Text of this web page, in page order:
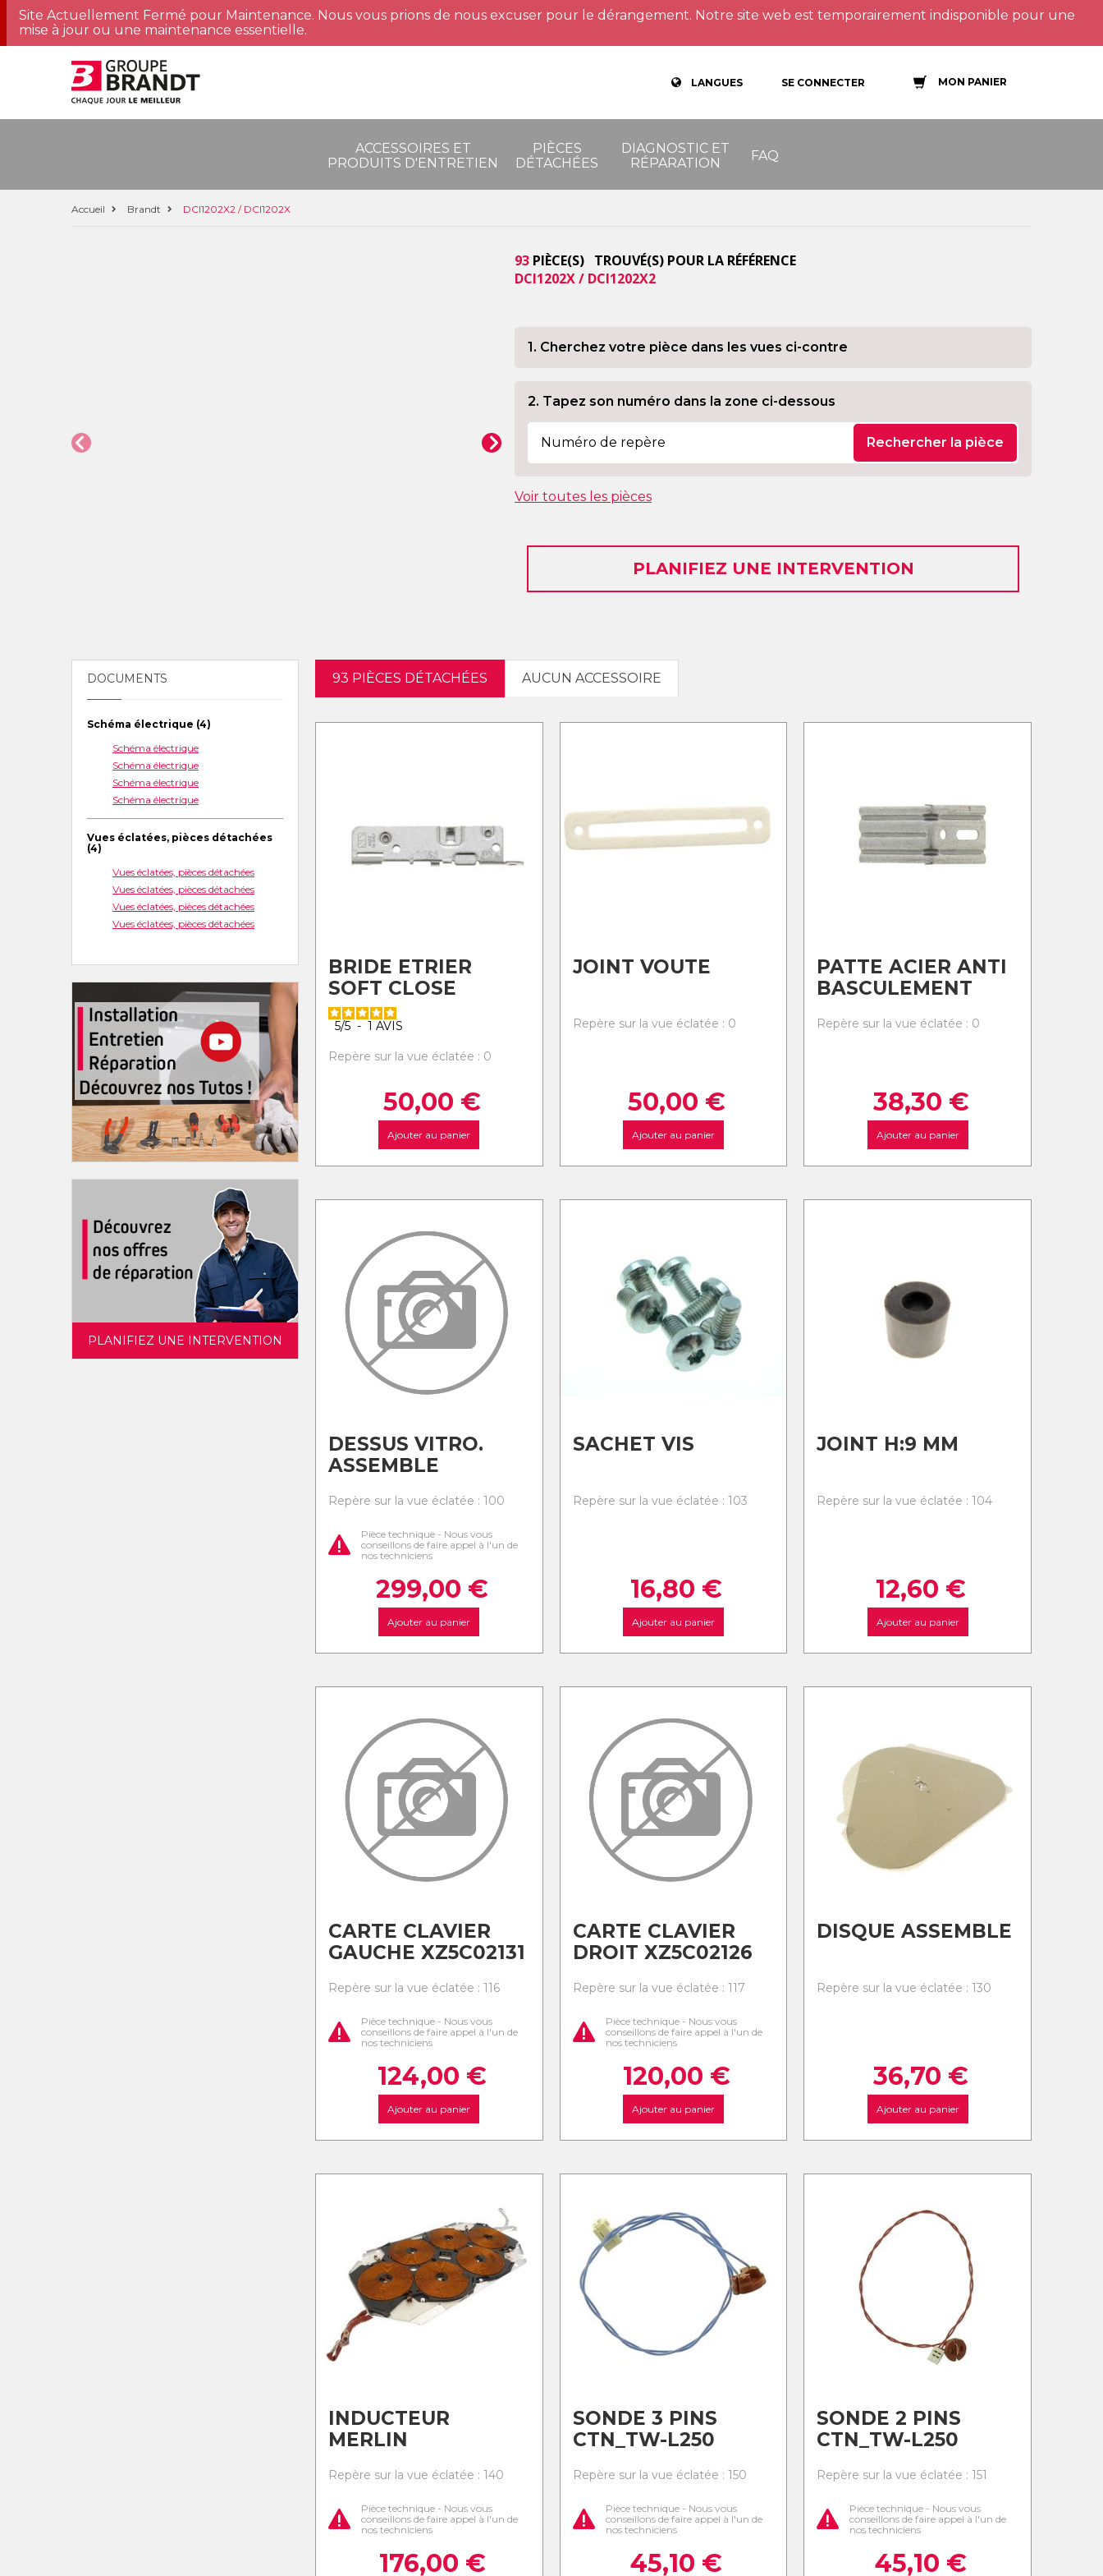
Site Actuellement Fermé pour Maintenance. Nous vous prions de nous excuser pour le dérangement. Notre site web est temporairement indisponible pour une
mise à jour ou une maintenance essentielle.
LANGUES SE CONNECTER MON PANIER
ACCESSOIRES ET
PRODUITS D'ENTRETIEN
PIÈCES
DÉTACHÉES
DIAGNOSTIC ET
RÉPARATION
FAQ
Accueil Brandt DCI1202X2 / DCI1202X
93 PIÈCE(S) TROUVÉ(S) POUR LA RÉFÉRENCE
DCI1202X / DCI1202X2
1. Cherchez votre pièce dans les vues ci-contre
2. Tapez son numéro dans la zone ci-dessous
Rechercher la pièce
Voir toutes les pièces
PLANIFIEZ UNE INTERVENTION
DOCUMENTS
Schéma électrique (4)
Schéma électrique
Schéma électrique
Schéma électrique
Schéma électrique
Vues éclatées, pièces détachées
(4)
Vues éclatées, pièces détachées
Vues éclatées, pièces détachées
Vues éclatées, pièces détachées
Vues éclatées, pièces détachées
PLANIFIEZ UNE INTERVENTION
93 PIÈCES DÉTACHÉES AUCUN ACCESSOIRE
BRIDE ETRIER
SOFT CLOSE
5/5 - 1 AVIS
Repère sur la vue éclatée : 0
50,00 €
Ajouter au panier
JOINT VOUTE
Repère sur la vue éclatée : 0
50,00 €
Ajouter au panier
PATTE ACIER ANTI
BASCULEMENT
Repère sur la vue éclatée : 0
38,30 €
Ajouter au panier
DESSUS VITRO.
ASSEMBLE
Repère sur la vue éclatée : 100
Pièce technique - Nous vous
conseillons de faire appel à l'un de
nos techniciens
299,00 €
Ajouter au panier
SACHET VIS
Repère sur la vue éclatée : 103
16,80 €
Ajouter au panier
JOINT H:9 MM
Repère sur la vue éclatée : 104
12,60 €
Ajouter au panier
CARTE CLAVIER
GAUCHE XZ5C02131
Repère sur la vue éclatée : 116
Pièce technique - Nous vous
conseillons de faire appel à l'un de
nos techniciens
124,00 €
Ajouter au panier
CARTE CLAVIER
DROIT XZ5C02126
Repère sur la vue éclatée : 117
Pièce technique - Nous vous
conseillons de faire appel à l'un de
nos techniciens
120,00 €
Ajouter au panier
DISQUE ASSEMBLE
Repère sur la vue éclatée : 130
36,70 €
Ajouter au panier
INDUCTEUR
MERLIN
Repère sur la vue éclatée : 140
Pièce technique - Nous vous
conseillons de faire appel à l'un de
nos techniciens
176,00 €
SONDE 3 PINS
CTN_TW-L250
Repère sur la vue éclatée : 150
Pièce technique - Nous vous
conseillons de faire appel à l'un de
nos techniciens
45,10 €
SONDE 2 PINS
CTN_TW-L250
Repère sur la vue éclatée : 151
Pièce technique - Nous vous
conseillons de faire appel à l'un de
nos techniciens
45,10 €